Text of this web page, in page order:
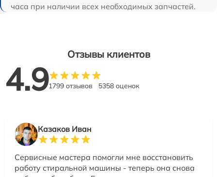
часа при наличии всех необходимых запчастей.
Отзывы клиентов
4.91799 отзывов 5358 оценок
Казаков Иван
Сервисные мастера помогли мне восстановить
работу стиральной машины - теперь она снова